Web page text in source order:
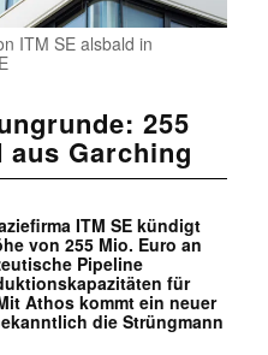
ITM SE alsbald in
255
aus Garching
ITM SE kündigt
von 255 Mio. Euro an
Pipeline
für
Athos kommt ein neuer
die Strüngmann